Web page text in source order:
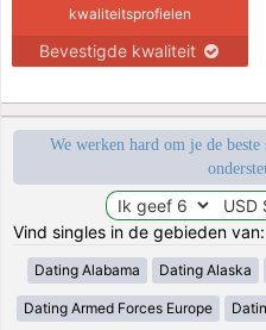
kwaliteitsprofielen
Bevestigde kwaliteit
We werken hard om je de
Vind singles in de gebieden
Dating Alabama Dating Alaska
Dating Armed Forces Europe